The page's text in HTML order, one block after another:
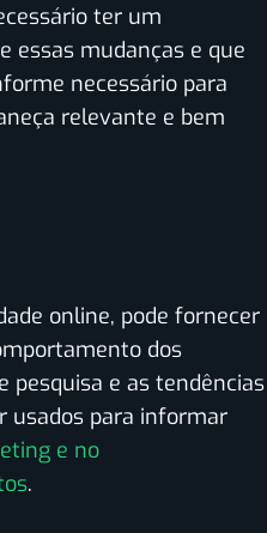
ter um
essas mudanças e que
necessário para
relevante e bem
online, pode fornecer
dos
pesquisa e as tendências
usados para informar
e no
.